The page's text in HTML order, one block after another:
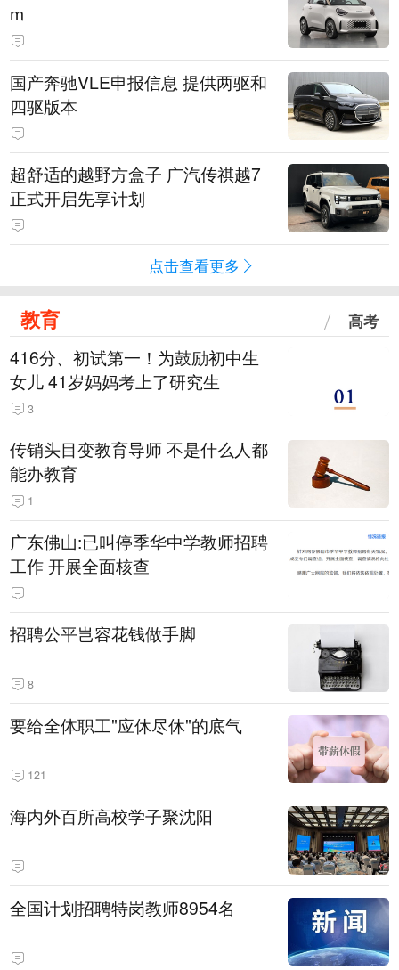
m
国产奔驰VLE申报信息 提供两驱和
四驱版本
超舒适的越野方盒子 广汽传祺越7
正式开启先享计划
点击查看更多
教育 高考
416分、初试第一！为鼓励初中生
女儿 41岁妈妈考上了研究生
3
传销头目变教育导师 不是什么人都
能办教育
1
广东佛山:已叫停季华中学教师招聘
工作 开展全面核查
招聘公平岂容花钱做手脚
8
要给全体职工"应休尽休"的底气
121
海内外百所高校学子聚沈阳
全国计划招聘特岗教师8954名